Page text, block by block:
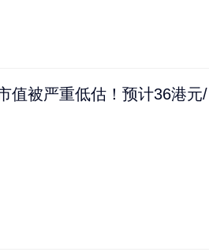
值被严重低估！预计36港元/